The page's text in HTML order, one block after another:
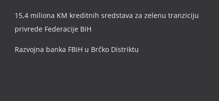
15,4 miliona KM kreditnih sredstava za zelenu tranziciju
privrede Federacije BiH
Razvojna banka FBiH u Brčko Distriktu